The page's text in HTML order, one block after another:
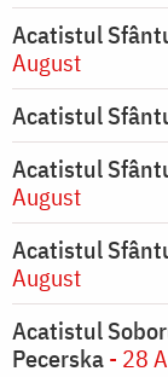
Acatistul
August
Acatistul
Acatistul
August
Acatistul
August
Acatistul
Pecerska- 28